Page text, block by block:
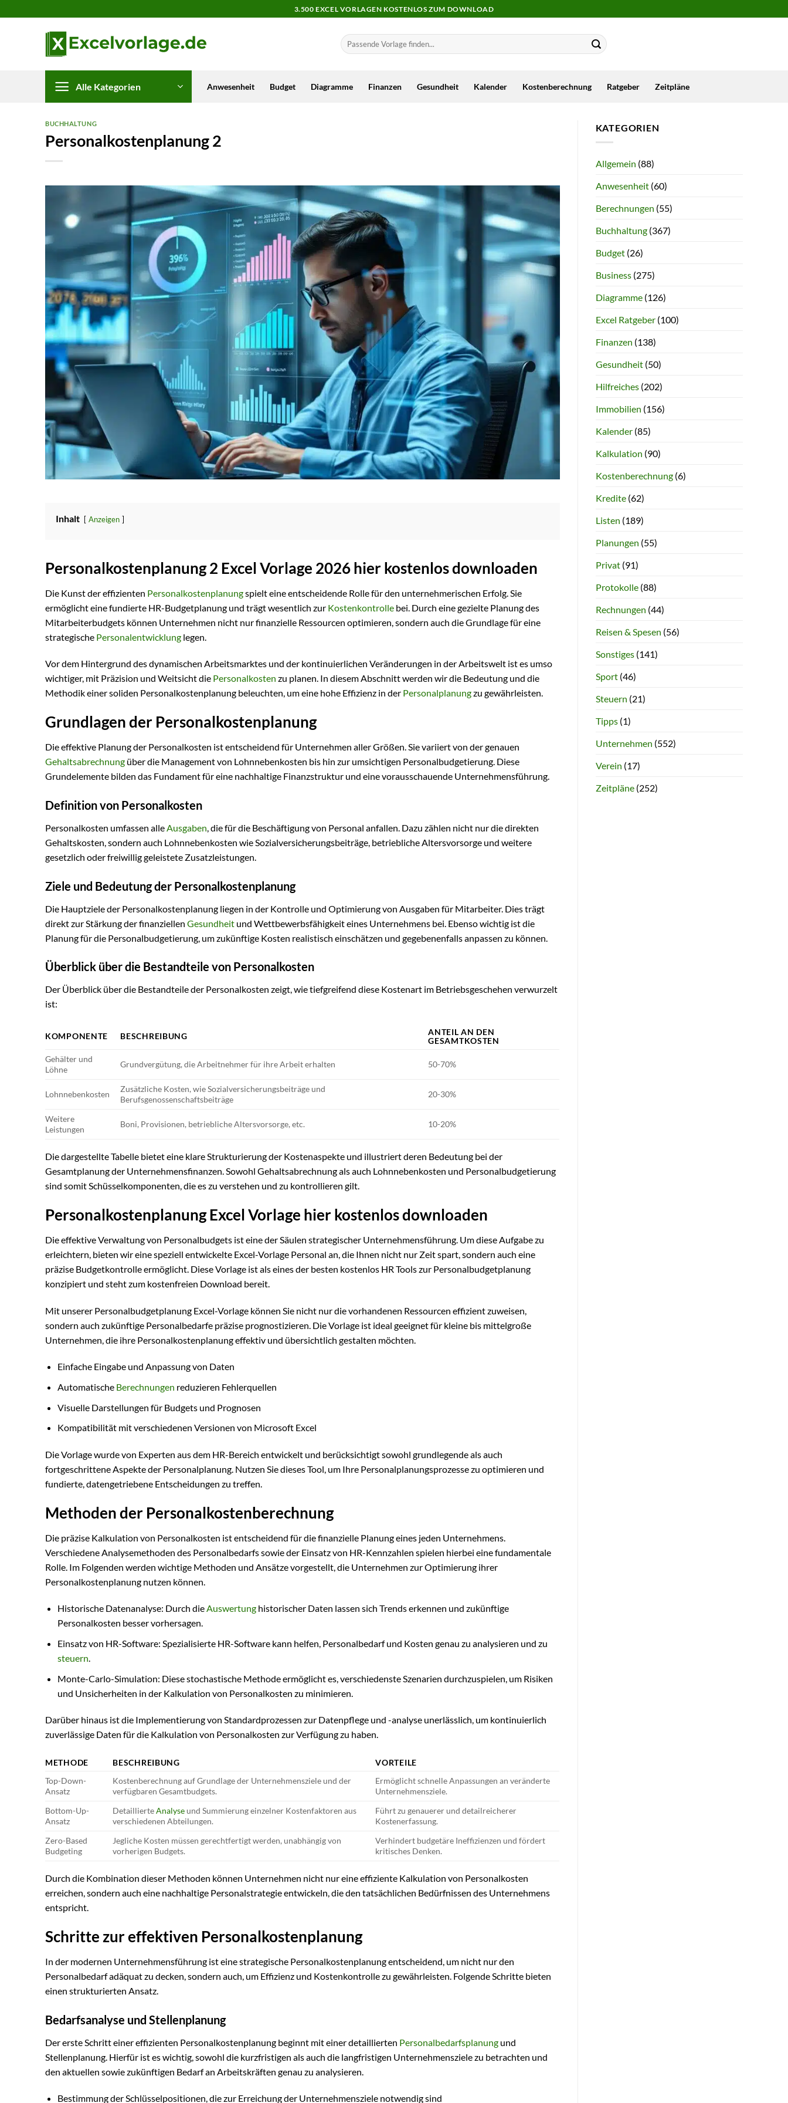
Inhalt
3.500 EXCEL VORLAGEN KOSTENLOS ZUM DOWNLOAD
Alle Kategorien Anwesenheit Budget Diagramme Finanzen Gesundheit Kalender Kostenberechnung Ratgeber Zeitpläne
BUCHHALTUNG
Personalkostenplanung 2
Inhalt Anzeigen
Personalkostenplanung 2 Excel Vorlage 2026 hier kostenlos downloaden
Die Kunst der effizienten Personalkostenplanungspielt eine entscheidende Rolle für den unternehmerischen Erfolg. Sie
ermöglicht eine fundierte HR-Budgetplanung und trägt wesentlich zur Kostenkontrolle bei. Durch eine gezielte Planung des
Mitarbeiterbudgets können Unternehmen nicht nur finanzielle Ressourcen optimieren, sondern auch die Grundlage für eine
strategische Personalentwicklung legen.
Vor dem Hintergrund des dynamischen Arbeitsmarktes und der kontinuierlichen Veränderungen in der Arbeitswelt ist es umso
wichtiger, mit Präzision und Weitsicht die Personalkosten zu planen. In diesem Abschnitt werden wir die Bedeutung und die
Methodik einer soliden Personalkostenplanung beleuchten, um eine hohe Effizienz in der Personalplanungzu gewährleisten.
Grundlagen der Personalkostenplanung
Die effektive Planung der Personalkosten ist entscheidend für Unternehmen aller Größen. Sie variiert von der genauen
Gehaltsabrechnung über die Management von Lohnnebenkosten bis hin zur umsichtigen Personalbudgetierung. Diese
Grundelemente bilden das Fundament für eine nachhaltige Finanzstruktur und eine vorausschauende Unternehmensführung.
Definition von Personalkosten
Personalkosten umfassen alleAusgaben, die für die Beschäftigung von Personal anfallen. Dazu zählen nicht nur die direkten
Gehaltskosten, sondern auch Lohnnebenkosten wie Sozialversicherungsbeiträge, betriebliche Altersvorsorge und weitere
gesetzlich oder freiwillig geleistete Zusatzleistungen.
Ziele und Bedeutung der Personalkostenplanung
Die Hauptziele der Personalkostenplanung liegen in der Kontrolle und Optimierung von Ausgaben für Mitarbeiter. Dies trägt
direkt zur Stärkung der finanziellen Gesundheit und Wettbewerbsfähigkeit eines Unternehmens bei. Ebenso wichtig ist die
Planung für die Personalbudgetierung, um zukünftige Kosten realistisch einschätzen und gegebenenfalls anpassen zu können.
Überblick über die Bestandteile von Personalkosten
Der Überblick über die Bestandteile der Personalkosten zeigt, wie tiefgreifend diese Kostenart im Betriebsgeschehen verwurzelt
ist:
KOMPONENTE BESCHREIBUNG
ANTEIL AN DEN
GESAMTKOSTEN
Gehälter und
Löhne
Grundvergütung, die Arbeitnehmer für ihre Arbeit erhalten 50-70%
Lohnnebenkosten
Zusätzliche Kosten, wie Sozialversicherungsbeiträge und
Berufsgenossenschaftsbeiträge
20-30%
Weitere
Leistungen
Boni, Provisionen, betriebliche Altersvorsorge, etc. 10-20%
Die dargestellte Tabelle bietet eine klare Strukturierung der Kostenaspekte und illustriert deren Bedeutung bei der
Gesamtplanung der Unternehmensfinanzen. Sowohl Gehaltsabrechnung als auch Lohnnebenkosten und Personalbudgetierung
sind somit Schüsselkomponenten, die es zu verstehen und zu kontrollieren gilt.
Personalkostenplanung Excel Vorlage hier kostenlos downloaden
Die effektive Verwaltung von Personalbudgets ist eine der Säulen strategischer Unternehmensführung. Um diese Aufgabe zu
erleichtern, bieten wir eine speziell entwickelte Excel-Vorlage Personal an, die Ihnen nicht nur Zeit spart, sondern auch eine
präzise Budgetkontrolle ermöglicht. Diese Vorlage ist als eines der besten kostenlos HR Tools zur Personalbudgetplanung
konzipiert und steht zum kostenfreien Download bereit.
Mit unserer Personalbudgetplanung Excel-Vorlage können Sie nicht nur die vorhandenen Ressourcen effizient zuweisen,
sondern auch zukünftige Personalbedarfe präzise prognostizieren. Die Vorlage ist ideal geeignet für kleine bis mittelgroße
Unternehmen, die ihre Personalkostenplanung effektiv und übersichtlich gestalten möchten.
Einfache Eingabe und Anpassung von Daten
Automatische Berechnungen reduzieren Fehlerquellen
Visuelle Darstellungen für Budgets und Prognosen
Kompatibilität mit verschiedenen Versionen von Microsoft Excel
Die Vorlage wurde von Experten aus dem HR-Bereich entwickelt und berücksichtigt sowohl grundlegende als auch
fortgeschrittene Aspekte der Personalplanung. Nutzen Sie dieses Tool, um Ihre Personalplanungsprozesse zu optimieren und
fundierte, datengetriebene Entscheidungen zu treffen.
Methoden der Personalkostenberechnung
Die präzise Kalkulation von Personalkosten ist entscheidend für die finanzielle Planung eines jeden Unternehmens.
Verschiedene Analysemethoden des Personalbedarfs sowie der Einsatz von HR-Kennzahlen spielen hierbei eine fundamentale
Rolle. Im Folgenden werden wichtige Methoden und Ansätze vorgestellt, die Unternehmen zur Optimierung ihrer
Personalkostenplanung nutzen können.
Historische Datenanalyse: Durch dieAuswertunghistorischer Daten lassen sich Trends erkennen und zukünftige
Personalkosten besser vorhersagen.
Einsatz von HR-Software: Spezialisierte HR-Software kann helfen, Personalbedarf und Kosten genau zu analysieren und zu
steuern.
Monte-Carlo-Simulation: Diese stochastische Methode ermöglicht es, verschiedenste Szenarien durchzuspielen, um Risiken
und Unsicherheiten in der Kalkulation von Personalkosten zu minimieren.
Darüber hinaus ist die Implementierung von Standardprozessen zur Datenpflege und -analyse unerlässlich, um kontinuierlich
zuverlässige Daten für die Kalkulation von Personalkosten zur Verfügung zu haben.
METHODE BESCHREIBUNG
VORTEILE
Top-Down-
Ansatz
Kostenberechnung auf Grundlage der Unternehmensziele und der
verfügbaren Gesamtbudgets.
Ermöglicht schnelle Anpassungen an veränderte
Unternehmensziele.
Bottom-Up-
Ansatz
DetaillierteAnalyse und Summierung einzelner Kostenfaktoren aus
verschiedenen Abteilungen.
Führt zu genauerer und detailreicherer
Kostenerfassung.
Zero-Based
Budgeting
Jegliche Kosten müssen gerechtfertigt werden, unabhängig von
vorherigen Budgets.
Verhindert budgetäre Ineffizienzen und fördert
kritisches Denken.
Durch die Kombination dieser Methoden können Unternehmen nicht nur eine effiziente Kalkulation von Personalkosten
erreichen, sondern auch eine nachhaltige Personalstrategie entwickeln, die den tatsächlichen Bedürfnissen des Unternehmens
entspricht.
Schritte zur effektiven Personalkostenplanung
In der modernen Unternehmensführung ist eine strategische Personalkostenplanung entscheidend, um nicht nur den
Personalbedarf adäquat zu decken, sondern auch, um Effizienz und Kostenkontrolle zu gewährleisten. Folgende Schritte bieten
einen strukturierten Ansatz.
Bedarfsanalyse und Stellenplanung
Der erste Schritt einer effizienten Personalkostenplanung beginnt mit einer detaillierten Personalbedarfsplanung und
Stellenplanung. Hierfür ist es wichtig, sowohl die kurzfristigen als auch die langfristigen Unternehmensziele zu betrachten und
den aktuellen sowie zukünftigen Bedarf an Arbeitskräften genau zu analysieren.
Bestimmung der Schlüsselpositionen, die zur Erreichung der Unternehmensziele notwendig sind
KATEGORIEN
Allgemein (88)
Anwesenheit(60)
Berechnungen (55)
Buchhaltung(367)
Budget(26)
Business(275)
Diagramme(126)
Excel Ratgeber(100)
Finanzen (138)
Gesundheit(50)
Hilfreiches(202)
Immobilien (156)
Kalender(85)
Kalkulation (90)
Kostenberechnung(6)
Kredite(62)
Listen (189)
Planungen (55)
Privat(91)
Protokolle(88)
Rechnungen (44)
Reisen & Spesen (56)
Sonstiges(141)
Sport(46)
Steuern (21)
Tipps(1)
Unternehmen (552)
Verein (17)
Zeitpläne(252)